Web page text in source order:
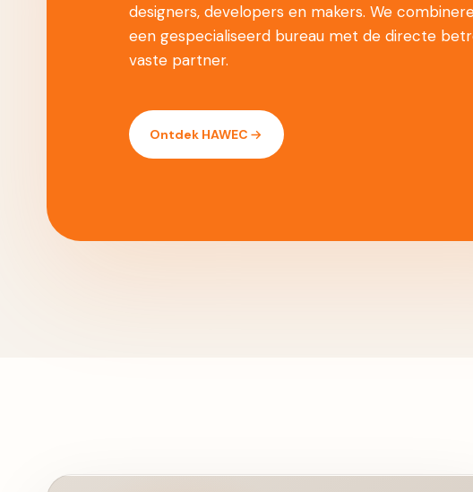
designers, developers en makers. We
een gespecialiseerd bureau met de directe
vaste partner.
Ontdek HAWEC